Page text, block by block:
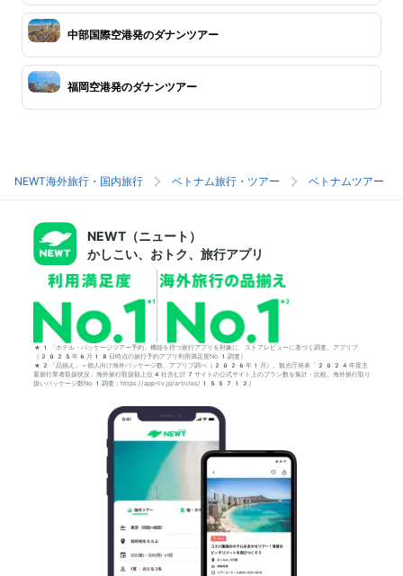
中部国際空港発のダナンツアー
福岡空港発のダナンツアー
NEWT海外旅行・国内旅行 ベトナム旅行・ツアー ベトナムツアー
NEWT（ニュート）
かしこい、おトク、旅行アプリ
*1「ホテル・パッケージツアー予約」機能を持つ旅行アプリを対象に、ストアレビューに基づく調査。アプリブ
（2025年6月18日時点の旅行予約アプリ利用満足度No.1調査）
*2「品揃え」＝個人向け海外パッケージ数。アプリブ調べ（2026年1月）。観光庁発表「2024年度主
要旅行業者取扱状況」海外旅行取扱額上位4社含む計7サイトの公式サイト上のプラン数を集計・比較。海外旅行取り
扱いパッケージ数No.1調査：https://app-liv.jp/articles/155712/